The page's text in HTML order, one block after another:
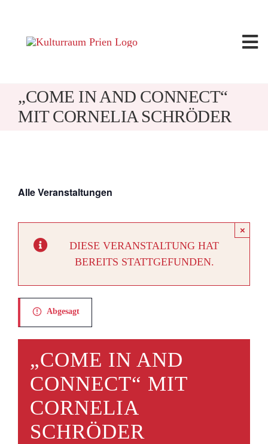
springen
Kalender
Über uns
„COME IN AND CONNECT“
MIT CORNELIA SCHRÖDER
Alle Veranstaltungen
DIESE VERANSTALTUNG HAT
BEREITS STATTGEFUNDEN.
×
Abgesagt
„COME IN AND
CONNECT“ MIT
CORNELIA
SCHRÖDER